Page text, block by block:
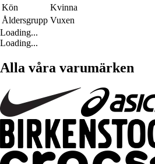
Kön
Kvinna
Åldersgrupp Vuxen
Loading...
Loading...
Alla våra varumärken